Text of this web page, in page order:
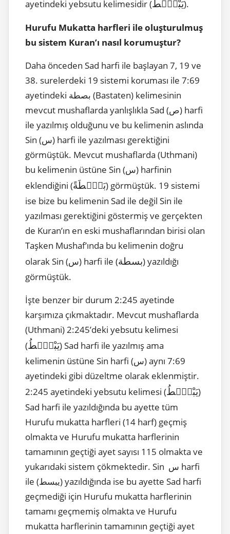
ayetindeki yebsutu kelimesidir (يَبْصُۜطُ).
Hurufu Mukatta harfleri ile oluşturulmuş
bu sistem Kuran’ı nasıl korumuştur?
Daha önceden Sad harfi ile başlayan 7, 19 ve
38. surelerdeki 19 sistemi koruması ile 7:69
ayetindeki بصطة (Bastaten) kelimesinin
mevcut mushaflarda yanlışlıkla Sad (ص) harfi
ile yazılmış olduğunu ve bu kelimenin aslında
Sin (س) harfi ile yazılması gerektiğini
görmüştük. Mevcut mushaflarda (Uthmani)
bu kelimenin üstüne Sin (س) harfinin
eklendiğini (بَصْۜطَةً) görmüştük. 19 sistemi
ise bize bu kelimenin Sad ile değil Sin ile
yazılması gerektiğini göstermiş ve gerçekten
de Kuran’ın en eski mushaflarından birisi olan
Taşken Mushaf’ında bu kelimenin doğru
olarak Sin (س) harfi ile (بسطة) yazıldığı
görmüştük.
İşte benzer bir durum 2:245 ayetinde
karşımıza çıkmaktadır. Mevcut mushaflarda
(Uthmani) 2:245’deki yebsutu kelimesi
(يَبْصُۜطُ) Sad harfi ile yazılmış ama
kelimenin üstüne Sin harfi (س) aynı 7:69
ayetindeki gibi düzeltme olarak eklenmiştir.
2:245 ayetindeki yebsutu kelimesi (يَبْصُۜطُ)
Sad harfi ile yazıldığında bu ayette tüm
Hurufu mukatta harfleri (14 harf) geçmiş
olmakta ve Hurufu mukatta harflerinin
tamamının geçtiği ayet sayısı 115 olmakta ve
yukarıdaki sistem çökmektedir. Sin س harfi
ile (يبسط) yazıldığında ise bu ayette Sad harfi
geçmediği için Hurufu mukatta harflerinin
tamamı geçmemiş olmakta ve Hurufu
mukatta harflerinin tamamının geçtiği ayet